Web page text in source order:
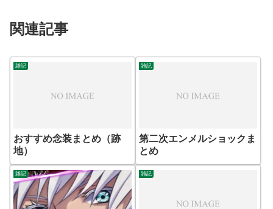
関連記事
雑記
おすすめ念装まとめ（跡
地）
雑記
第二次エンメルショックま
とめ
雑記 雑記